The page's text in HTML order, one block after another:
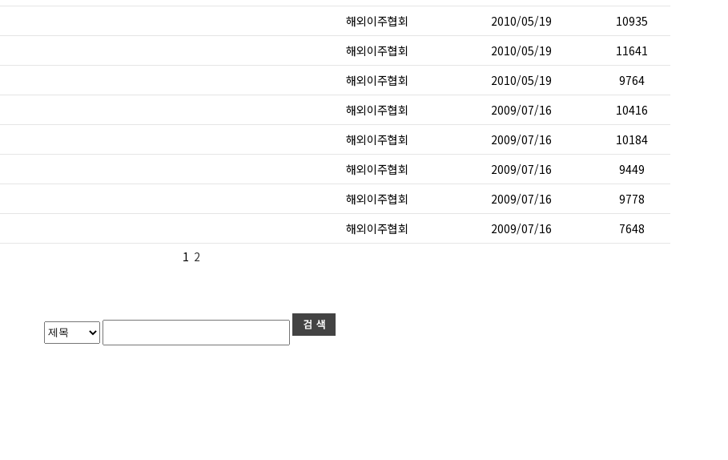
해외이주협회 2010/05/19
10935
해외이주협회 2010/05/19
11641
해외이주협회 2010/05/19
9764
해외이주협회 2009/07/16
10416
해외이주협회 2009/07/16
10184
해외이주협회 2009/07/16
9449
해외이주협회 2009/07/16
9778
해외이주협회 2009/07/16
7648
1 2